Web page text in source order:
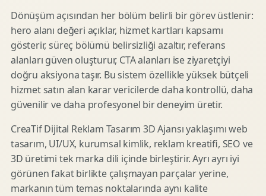
Dönüşüm açısından her bölüm belirli bir görev üstlenir:
hero alanı değeri açıklar, hizmet kartları kapsamı
gösterir, süreç bölümü belirsizliği azaltır, referans
alanları güven oluşturur, CTA alanları ise ziyaretçiyi
doğru aksiyona taşır. Bu sistem özellikle yüksek bütçeli
hizmet satın alan karar vericilerde daha kontrollü, daha
güvenilir ve daha profesyonel bir deneyim üretir.
CreaTif Dijital Reklam Tasarım 3D Ajansı yaklaşımı web
tasarım, UI/UX, kurumsal kimlik, reklam kreatifi, SEO ve
3D üretimi tek marka dili içinde birleştirir. Ayrı ayrı iyi
görünen fakat birlikte çalışmayan parçalar yerine,
markanın tüm temas noktalarında aynı kalite